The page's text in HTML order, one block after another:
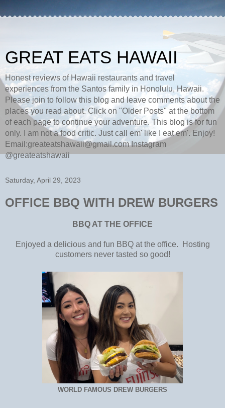
GREAT EATS HAWAII
Honest reviews of Hawaii restaurants and travel
experiences from the Santos family in Honolulu, Hawaii.
Please join to follow this blog and leave comments about the
places you read about. Click on "Older Posts" at the bottom
of each page to continue your adventure. This blog is for fun
only. I am not a food critic. Just call em' like I eat em'. Enjoy!
Email:greateatshawaii@gmail.com Instagram
@greateatshawaii
Saturday, April 29, 2023
OFFICE BBQ WITH DREW BURGERS
BBQ AT THE OFFICE
Enjoyed a delicious and fun BBQ at the office. Hosting
customers never tasted so good!
WORLD FAMOUS DREW BURGERS